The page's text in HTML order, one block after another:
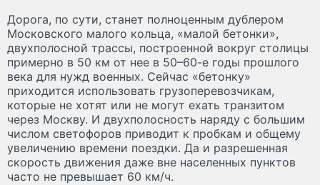
Дорога, по сути, станет полноценным дублером
Московского малого кольца, «малой бетонки»,
двухполосной трассы, построенной вокруг столицы
примерно в 50 км от нее в 50–60-е годы прошлого
века для нужд военных. Сейчас «бетонку»
приходится использовать грузоперевозчикам,
которые не хотят или не могут ехать транзитом
через Москву. И двухполосность наряду с большим
числом светофоров приводит к пробкам и общему
увеличению времени поездки. Да и разрешенная
скорость движения даже вне населенных пунктов
часто не превышает 60 км/ч.